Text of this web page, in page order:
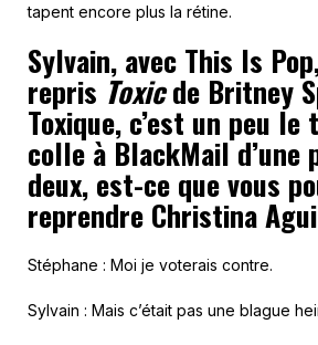
tapent encore plus la rétine.
Sylvain, avec This Is
repris Toxicde Britney
Toxique, c’est un peu
colle à BlackMail d’une
deux, est-ce que vous
reprendre Christina
Stéphane : Moi je voterais contre.
Sylvain : Mais c’était pas une blague